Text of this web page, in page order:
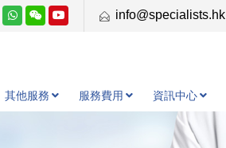
info@specialists.hk
其他服務 服務費用 資訊中心